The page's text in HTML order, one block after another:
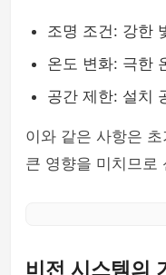
조명 조건: 강한
온도 변화: 극한
공간 제한: 설치
이와 같은 사항은
큰 영향을 미치므로
비전 시스템의